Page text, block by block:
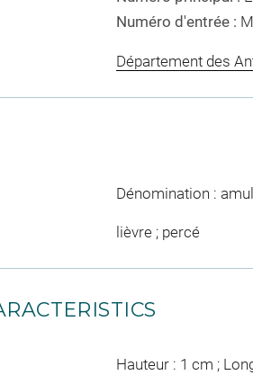
Numéro d'entrée :
Département des
Dénomination :
lièvre ; percé
Hauteur : 1 cm ;